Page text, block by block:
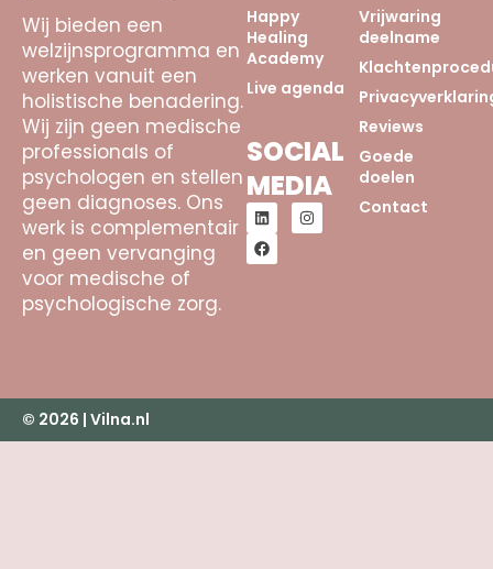
Wij bieden een
welzijnsprogramma en
werken vanuit een
holistische benadering.
Wij zijn geen medische
professionals of
psychologen en stellen
geen diagnoses. Ons
werk is complementair
en geen vervanging
voor medische of
psychologische zorg.
Happy
Healing
Academy
Live agenda
SOCIAL
MEDIA
Vrijwaring
deelname
Reviews
Goede
doelen
Contact
© 2026 | Vilna.nl